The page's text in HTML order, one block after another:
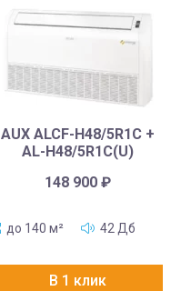
AUX ALCF-H48/5R1C +
AL-H48/5R1C(U)
148 900₽
до 140 м² 42 Дб
В 1 клик